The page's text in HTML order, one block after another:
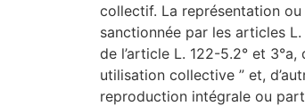
collectif. La représentation
sanctionnée par les articles
de l’article L. 122-5.2° et
utilisation collective ” et,
reproduction intégrale ou